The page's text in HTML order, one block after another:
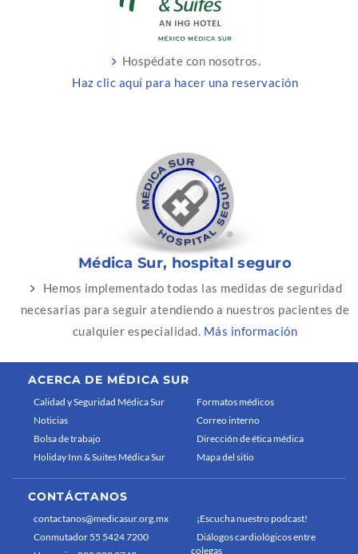
Hospédate con nosotros.
Haz clic aquí para hacer una reservación
Médica Sur, hospital seguro
Hemos implementado todas las medidas de seguridad
necesarias para seguir atendiendo a nuestros pacientes de
cualquier especialidad. Más información
ACERCA DE MÉDICA SUR
Calidad y Seguridad Médica Sur
Noticias
Bolsa de trabajo
Holiday Inn & Suites Médica Sur
Formatos médicos
Correo interno
Dirección de ética médica
Mapa del sitio
CONTÁCTANOS
contactanos@medicasur.org.mx
Conmutador 55 5424 7200
¡Escucha nuestro podcast!
Diálogos cardiológicos entre
colegas